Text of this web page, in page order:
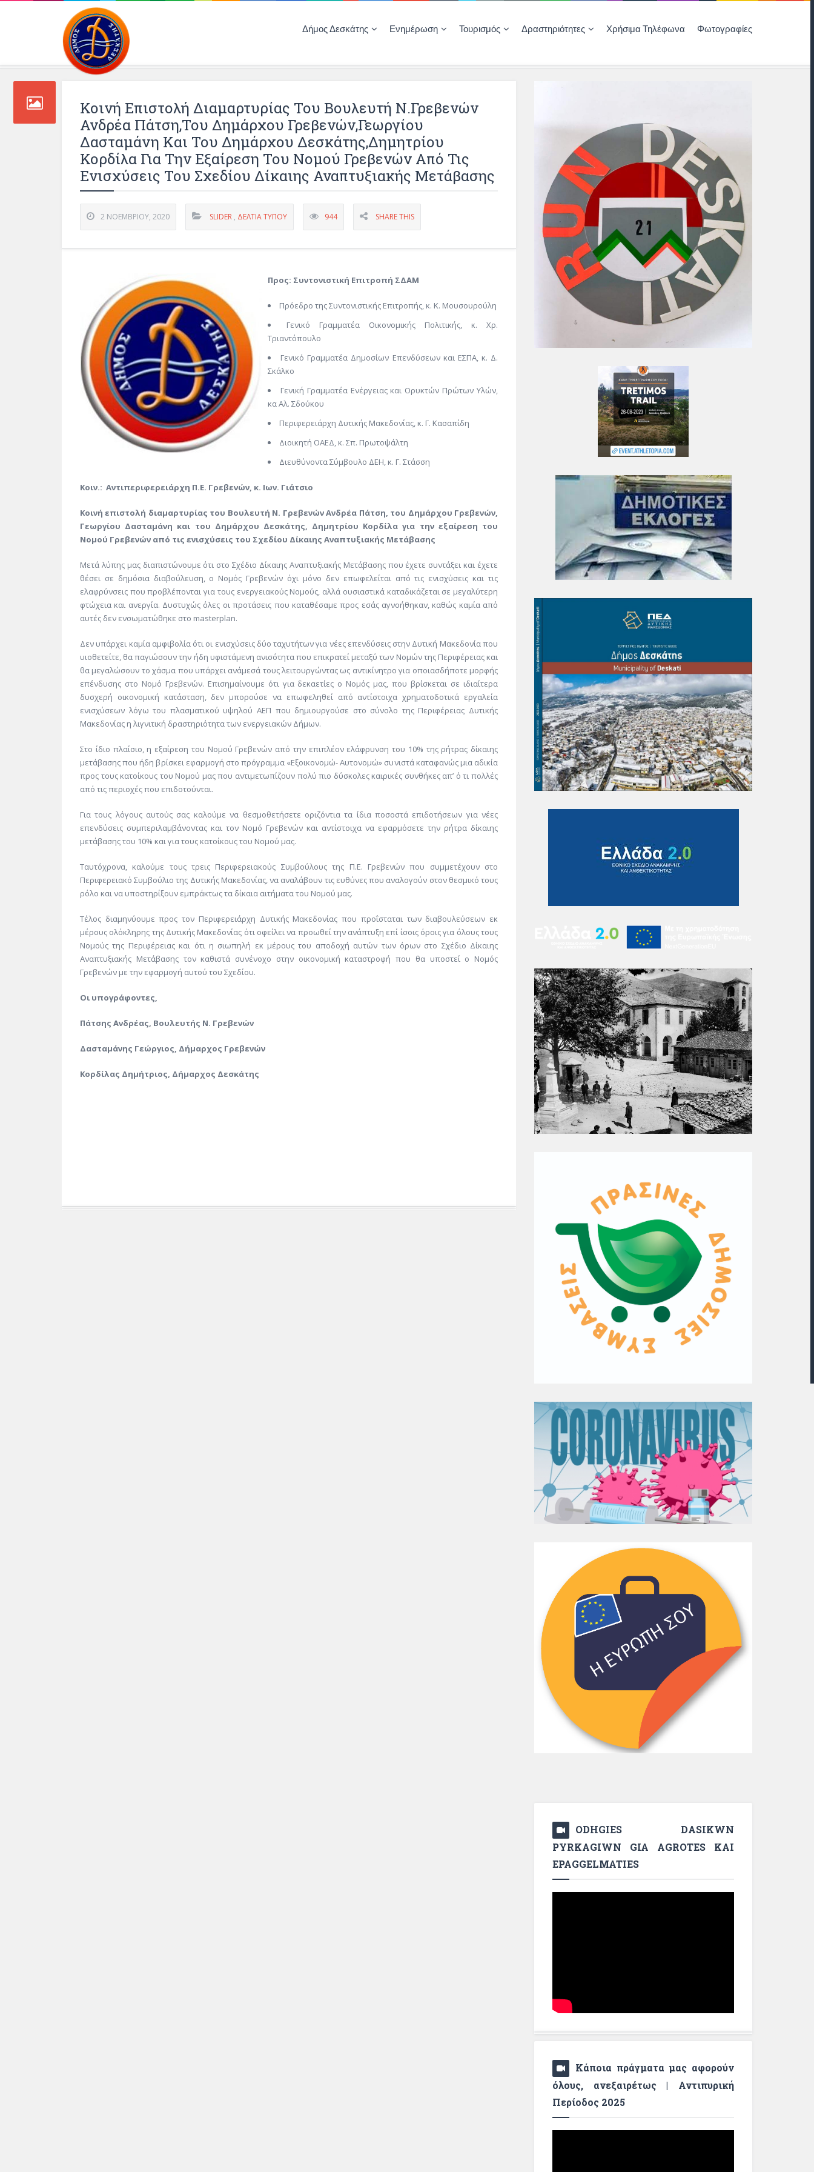
Δήμος Δεσκάτης Ενημέρωση Τουρισμός Δραστηριότητες Χρήσιμα Τηλέφωνα Φωτογραφίες
Κοινή Επιστολή Διαμαρτυρίας Του Βουλευτή Ν.Γρεβενών
Ανδρέα Πάτση,του Δημάρχου Γρεβενών,Γεωργίου
Δασταμάνη Και Του Δημάρχου Δεσκάτης,Δημητρίου
Κορδίλα Για Την Εξαίρεση Του Νομού Γρεβενών Από Τις
Ενισχύσεις Του Σχεδίου Δίκαιης Αναπτυξιακής Μετάβασης
2 ΝΟΕΜΒΡΊΟΥ, 2020 SLIDER , ΔΕΛΤΊΑ ΤΎΠΟΥ 944 SHARE THIS
Προς: Συντονιστική Επιτροπή ΣΔΑΜ
Πρόεδρο της Συντονιστικής Επιτροπής, κ. Κ. Μουσουρούλη
Γενικό Γραμματέα Οικονομικής Πολιτικής, κ. Χρ.
Τριαντόπουλο
Γενικό Γραμματέα Δημοσίων Επενδύσεων και ΕΣΠΑ, κ. Δ.
Σκάλκο
Γενική Γραμματέα Ενέργειας και Ορυκτών Πρώτων Υλών,
κα Αλ. Σδούκου
Περιφερειάρχη Δυτικής Μακεδονίας, κ. Γ. Κασαπίδη
Διοικητή ΟΑΕΔ, κ. Σπ. Πρωτοψάλτη
Διευθύνοντα Σύμβουλο ΔΕΗ, κ. Γ. Στάσση
Κοιν.: Αντιπεριφερειάρχη Π.Ε. Γρεβενών, κ. Ιων. Γιάτσιο
Κοινή επιστολή διαμαρτυρίας του Βουλευτή Ν. Γρεβενών Ανδρέα Πάτση, του Δημάρχου Γρεβενών,
Γεωργίου Δασταμάνη και του Δημάρχου Δεσκάτης, Δημητρίου Κορδίλα για την εξαίρεση του
Νομού Γρεβενών από τις ενισχύσεις του Σχεδίου Δίκαιης Αναπτυξιακής Μετάβασης
Μετά λύπης μας διαπιστώνουμε ότι στο Σχέδιο Δίκαιης Αναπτυξιακής Μετάβασης που έχετε συντάξει και έχετε
θέσει σε δημόσια διαβούλευση, ο Νομός Γρεβενών όχι μόνο δεν επωφελείται από τις ενισχύσεις και τις
ελαφρύνσεις που προβλέπονται για τους ενεργειακούς Νομούς, αλλά ουσιαστικά καταδικάζεται σε μεγαλύτερη
φτώχεια και ανεργία. Δυστυχώς όλες οι προτάσεις που καταθέσαμε προς εσάς αγνοήθηκαν, καθώς καμία από
αυτές δεν ενσωματώθηκε στο masterplan.
Δεν υπάρχει καμία αμφιβολία ότι οι ενισχύσεις δύο ταχυτήτων για νέες επενδύσεις στην Δυτική Μακεδονία που
υιοθετείτε, θα παγιώσουν την ήδη υφιστάμενη ανισότητα που επικρατεί μεταξύ των Νομών της Περιφέρειας και
θα μεγαλώσουν το χάσμα που υπάρχει ανάμεσά τους λειτουργώντας ως αντικίνητρο για οποιασδήποτε μορφής
επένδυσης στο Νομό Γρεβενών. Επισημαίνουμε ότι για δεκαετίες ο Νομός μας, που βρίσκεται σε ιδιαίτερα
δυσχερή οικονομική κατάσταση, δεν μπορούσε να επωφεληθεί από αντίστοιχα χρηματοδοτικά εργαλεία
ενισχύσεων λόγω του πλασματικού υψηλού ΑΕΠ που δημιουργούσε στο σύνολο της Περιφέρειας Δυτικής
Μακεδονίας η λιγνιτική δραστηριότητα των ενεργειακών Δήμων.
Στο ίδιο πλαίσιο, η εξαίρεση του Νομού Γρεβενών από την επιπλέον ελάφρυνση του 10% της ρήτρας δίκαιης
μετάβασης που ήδη βρίσκει εφαρμογή στο πρόγραμμα «Εξοικονομώ- Αυτονομώ» συνιστά καταφανώς μια αδικία
προς τους κατοίκους του Νομού μας που αντιμετωπίζουν πολύ πιο δύσκολες καιρικές συνθήκες απ’ ό τι πολλές
από τις περιοχές που επιδοτούνται.
Για τους λόγους αυτούς σας καλούμε να θεσμοθετήσετε οριζόντια τα ίδια ποσοστά επιδοτήσεων για νέες
επενδύσεις συμπεριλαμβάνοντας και τον Νομό Γρεβενών και αντίστοιχα να εφαρμόσετε την ρήτρα δίκαιης
μετάβασης του 10% και για τους κατοίκους του Νομού μας.
Ταυτόχρονα, καλούμε τους τρεις Περιφερειακούς Συμβούλους της Π.Ε. Γρεβενών που συμμετέχουν στο
Περιφερειακό Συμβούλιο της Δυτικής Μακεδονίας, να αναλάβουν τις ευθύνες που αναλογούν στον θεσμικό τους
ρόλο και να υποστηρίξουν εμπράκτως τα δίκαια αιτήματα του Νομού μας.
Τέλος διαμηνύουμε προς τον Περιφερειάρχη Δυτικής Μακεδονίας που προΐσταται των διαβουλεύσεων εκ
μέρους ολόκληρης της Δυτικής Μακεδονίας ότι οφείλει να προωθεί την ανάπτυξη επί ίσοις όροις για όλους τους
Νομούς της Περιφέρειας και ότι η σιωπηλή εκ μέρους του αποδοχή αυτών των όρων στο Σχέδιο Δίκαιης
Αναπτυξιακής Μετάβασης τον καθιστά συνένοχο στην οικονομική καταστροφή που θα υποστεί ο Νομός
Γρεβενών με την εφαρμογή αυτού του Σχεδίου.
Οι υπογράφοντες,
Πάτσης Ανδρέας, Βουλευτής Ν. Γρεβενών
Δασταμάνης Γεώργιος, Δήμαρχος Γρεβενών
Κορδίλας Δημήτριος, Δήμαρχος Δεσκάτης
ODHGIES DASIKWN
PYRKAGIWN GIA AGROTES KAI
EPAGGELMATIES
Κάποια πράγματα μας αφορούν
όλους, ανεξαιρέτως | Αντιπυρική
Περίοδος 2025